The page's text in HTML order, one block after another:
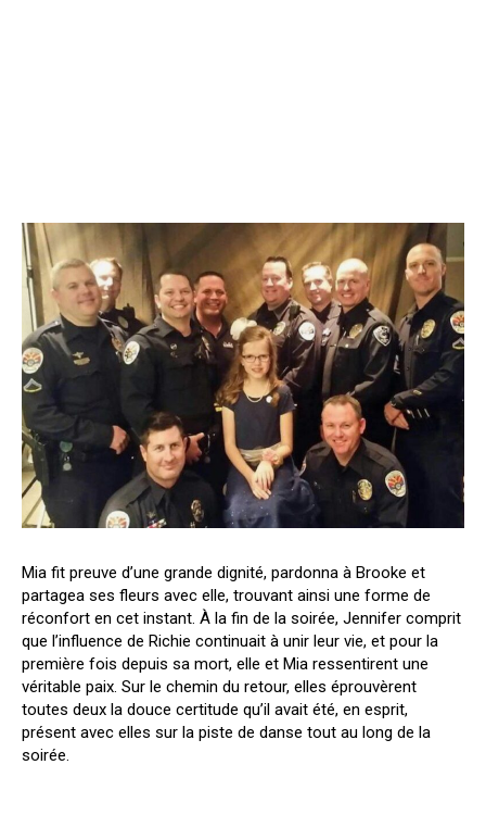
Mia fit preuve d’une grande dignité, pardonna à Brooke et
partagea ses fleurs avec elle, trouvant ainsi une forme de
réconfort en cet instant. À la fin de la soirée, Jennifer comprit
que l’influence de Richie continuait à unir leur vie, et pour la
première fois depuis sa mort, elle et Mia ressentirent une
véritable paix. Sur le chemin du retour, elles éprouvèrent
toutes deux la douce certitude qu’il avait été, en esprit,
présent avec elles sur la piste de danse tout au long de la
soirée.